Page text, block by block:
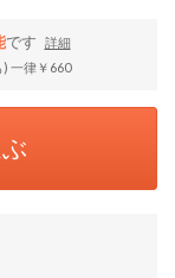
です
詳細
一律￥660